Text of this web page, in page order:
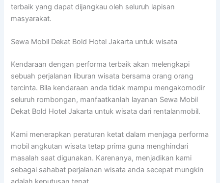
terbaik yang dapat dijangkau oleh seluruh lapisan
masyarakat.
Sewa Mobil Dekat Bold Hotel Jakarta untuk wisata
Kendaraan dengan performa terbaik akan melengkapi
sebuah perjalanan liburan wisata bersama orang orang
tercinta. Bila kendaraan anda tidak mampu mengakomodir
seluruh rombongan, manfaatkanlah layanan Sewa Mobil
Dekat Bold Hotel Jakarta untuk wisata dari rentalanmobil.
Kami menerapkan peraturan ketat dalam menjaga performa
mobil angkutan wisata tetap prima guna menghindari
masalah saat digunakan. Karenanya, menjadikan kami
sebagai sahabat perjalanan wisata anda secepat mungkin